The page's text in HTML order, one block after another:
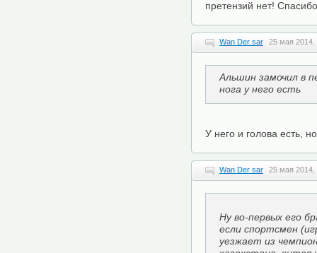
претензий нет!
Wan Der sar 25 мая 2014,
Альшин замочил в
нога у него есть
У него и голова есть,
Wan Der sar 25 мая 2014,
Ну во-первых его
если спортсмен
уезжает из